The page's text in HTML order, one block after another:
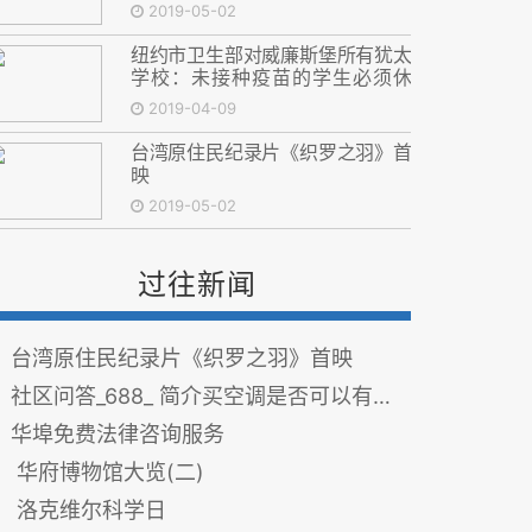
2019-05-02
纽约市卫生部对威廉斯堡所有犹太
学校：未接种疫苗的学生必须休
学，否则可能关闭学校
2019-04-09
台湾原住民纪录片《织罗之羽》首
映
2019-05-02
过往新闻
台湾原住民纪录片《织罗之羽》首映
社区问答_688_ 简介买空调是否可以有退款优惠
华埠免费法律咨询服务
华府博物馆大览(二)
洛克维尔科学日